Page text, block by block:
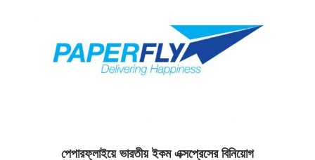
পেপারফ্লাইয়ে ভারতীয় ইকম এক্সপ্রেসের বিনিয়োগ